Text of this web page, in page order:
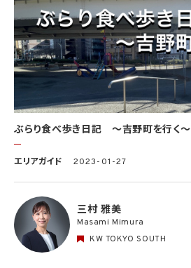
ぶらり食べ歩き日記 〜吉野町を行く〜
エリアガイド 2023-01-27
三村 雅美
Masami Mimura
KW TOKYO SOUTH